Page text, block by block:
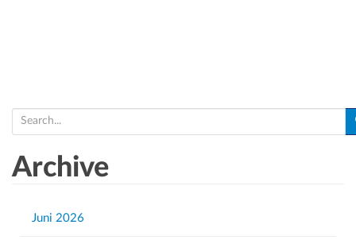
e
rArchive
Juni 2026